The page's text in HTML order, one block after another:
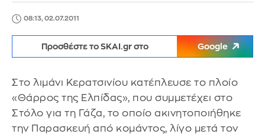
08:13, 02.07.2011
Προσθέστε το SKAI.gr στο Google
Στο λιμάνι Κερατσινίου κατέπλευσε το πλοίο
«Θάρρος της Ελπίδας», που συμμετέχει στο
Στόλο για τη Γάζα, το οποίο ακινητοποιήθηκε
την Παρασκευή από κομάντος, λίγο μετά τον